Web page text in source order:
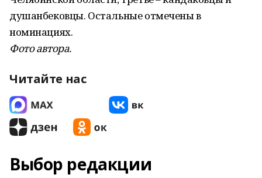
душанбековцы. Остальные отмечены в
номинациях.
Фото автора.
Читайте нас
Выбор редакции